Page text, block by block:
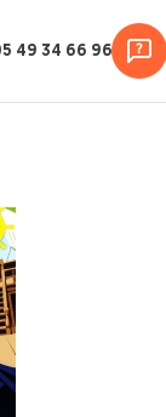
49 34 66 96